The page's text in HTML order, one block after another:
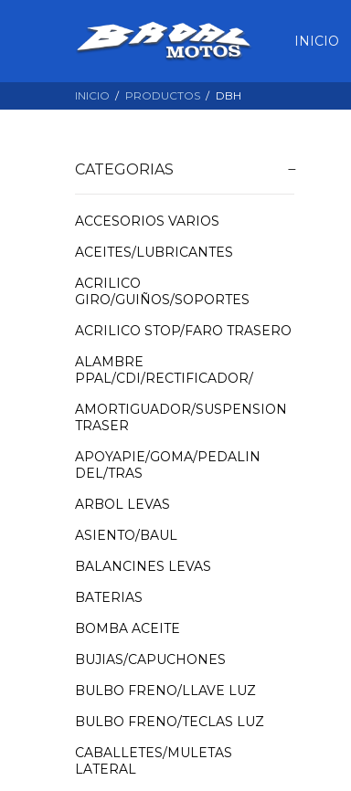
INICIO
INICIO PRODUCTOS DBH
CATEGORIAS
ACCESORIOS VARIOS
ACEITES/LUBRICANTES
ACRILICO
GIRO/GUIÑOS/SOPORTES
ACRILICO STOP/FARO TRASERO
ALAMBRE
PPAL/CDI/RECTIFICADOR/
AMORTIGUADOR/SUSPENSION
TRASER
APOYAPIE/GOMA/PEDALIN
DEL/TRAS
ARBOL LEVAS
ASIENTO/BAUL
BALANCINES LEVAS
BATERIAS
BOMBA ACEITE
BUJIAS/CAPUCHONES
BULBO FRENO/LLAVE LUZ
BULBO FRENO/TECLAS LUZ
CABALLETES/MULETAS
LATERAL